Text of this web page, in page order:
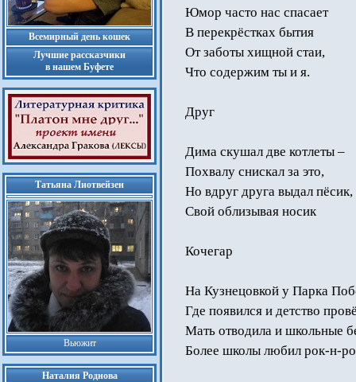
Всемирный день кошек
Лучшие рассказчики
в нашем Буфете
Татьяна Лиотвейзен
Вьюжит
Наталия Роднова
Юмор часто нас спасает
В перекрёстках бытия
От заботы хищной стаи,
Что содержим ты и я.
Друг
Дима скушал две котлеты –
Похвалу снискал за это,
Но вдруг друга выдал пёсик,
Свой облизывая носик
Кочегар
На Кузнецовкой у Парка
Где появился и детство
Мать отводила и школьные
Более школы любил рок-н-